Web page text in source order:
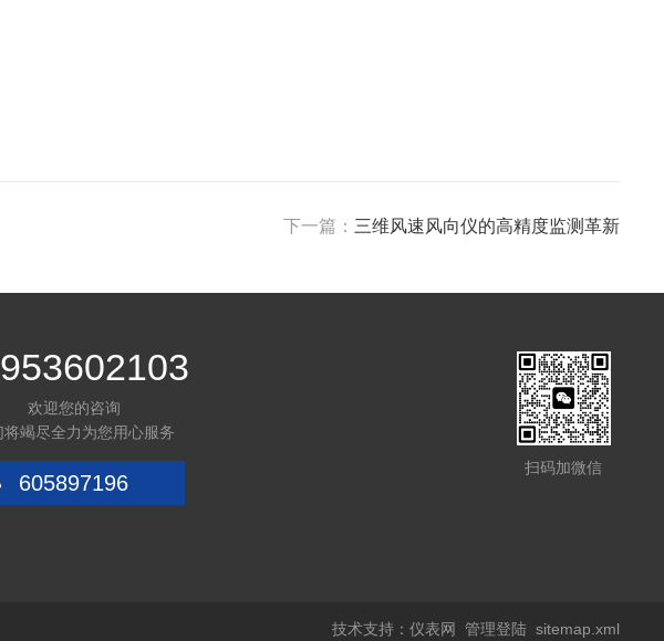
下一篇： 三维风速风向仪的高精度监测革新
欢迎您的咨询
将竭尽全力为您用心服务
605897196
扫码加微信
技术支持： 仪表网 管理登陆 sitemap.xml